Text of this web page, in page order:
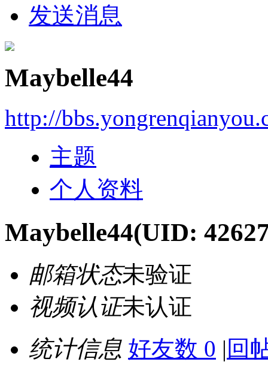
发送消息
Maybelle44
http://
主题
个人资料
Maybelle44(UID:
邮箱状态未验证
视频认证未认证
统计信息 好友数 0 | 回